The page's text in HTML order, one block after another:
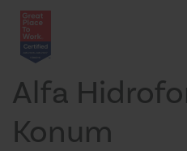
Alfa
Konum